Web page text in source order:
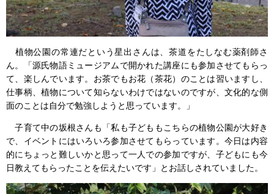
植物公園の常連だという星出さんは、茶道をたしなむ薬剤師さ
ん。「源氏物語ミュージアムで開かれた講座にも参加させてもらっ
て、楽しんでいます。お茶でもお花（茶花）のことは習いますし、
仕事柄、植物について知らないわけではないのですが、文化的な側
面のことは自分で勉強しようと思っています。」
子育て中の坂根さんも「私も子どももこちらの植物公園が大好き
で、イベントにはいろいろ参加させてもらっています。今日は内容
的にちょっと難しいかと思って一人での参加ですが、子どもにも今
日教えてもらったことを伝えたいです」とお話しされていました。